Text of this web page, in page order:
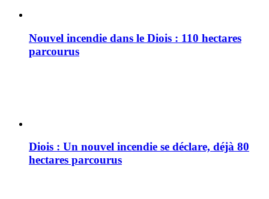
Nouvel incendie dans le Diois : 110 hectares
parcourus
Diois : Un nouvel incendie se déclare, déjà 80
hectares parcourus